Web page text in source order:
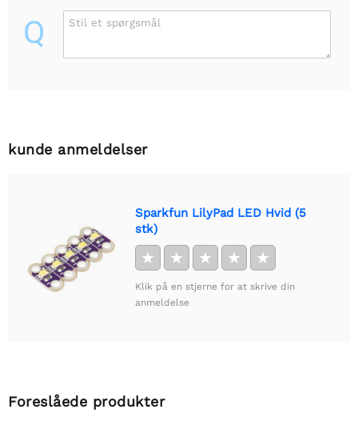
Q Stil et spørgsmål
kunde anmeldelser
Sparkfun LilyPad LED Hvid (5
stk)
★ ★ ★ ★ ★
Klik på en stjerne for at skrive din
anmeldelse
Foreslåede produkter